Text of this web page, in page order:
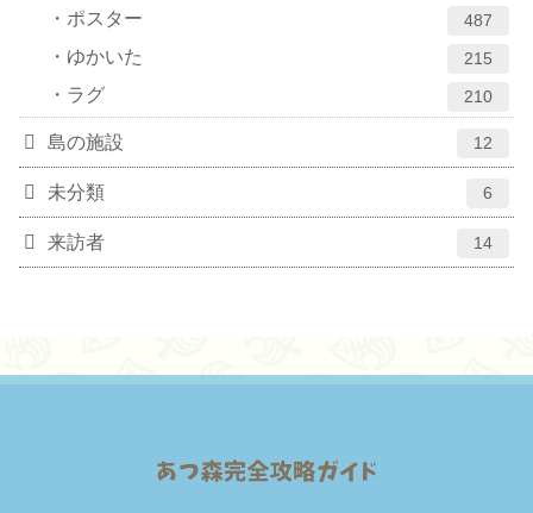
ポスター 487
ゆかいた 215
ラグ 210
島の施設 12
未分類 6
来訪者 14